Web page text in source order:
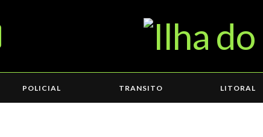
POLICIAL TRANSITO LITORAL